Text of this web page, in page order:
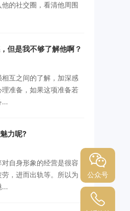
的社交圈，看清他周围
但是我不够了解他啊？
互之间的了解，加深感
准备，如果这项准备若
...
力呢?
自身形象的经营是很容
，进而出轨等。所以为
...
公众号